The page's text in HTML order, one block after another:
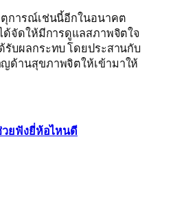
ตุการณ์เช่นนี้อีกในอนาคต
ด้จัดให้มีการดูแลสภาพจิตใจ
รับผลกระทบ โดยประสานกับ
ด้านสุขภาพจิตให้เข้ามาให้
วยฟังยี่ห้อไหนดี